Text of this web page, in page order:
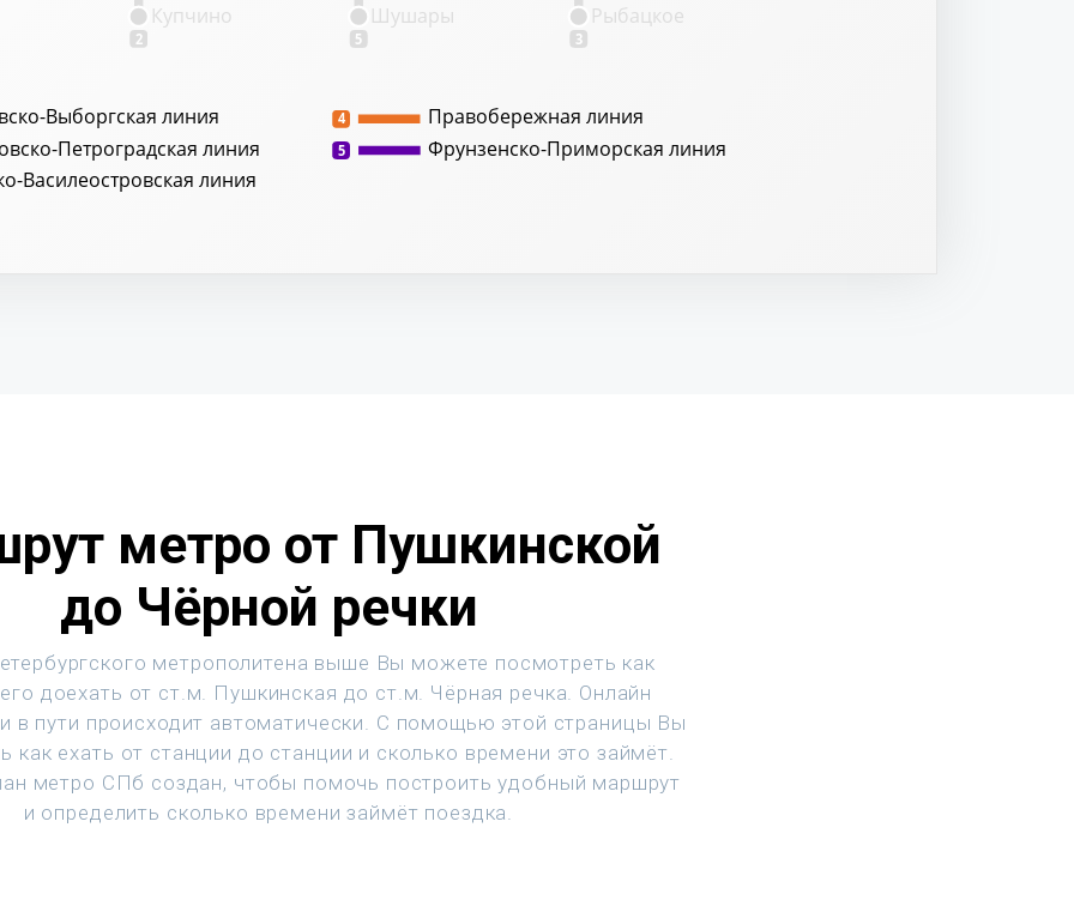
Выборгская линия
Петроградская линия
Василеостровская линия
Правобережная линия
4
Фрунзенско-Приморская линия
5
2 5 3
Купчино Рыбацкое
Шушары
метро от Пушкинской
до Чёрной речки
метрополитена выше Вы можете посмотреть как
доехать от ст.м. Пушкинская до ст.м. Чёрная речка. Онлайн
в пути происходит автоматически. С помощью этой страницы Вы
как ехать от станции до станции и сколько времени это займёт.
метро СПб создан, чтобы помочь построить удобный маршрут
и определить сколько времени займёт поездка.